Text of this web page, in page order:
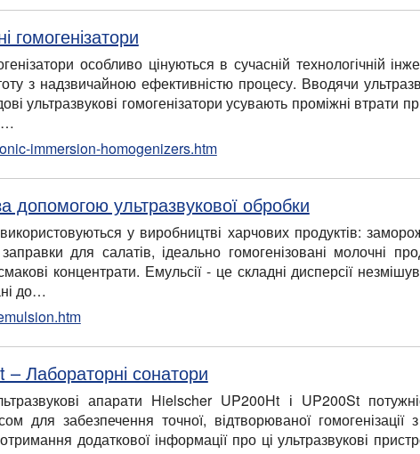
гомогенізатори
особливо цінуються в сучасній технологічній
з надзвичайною ефективністю процесу. Вводячи
ультразвукові гомогенізатори усувають проміжні втрати
immersion-homogenizers.htm
допомогою ультразвукової обробки
у виробництві харчових продуктів:
для салатів, ідеально гомогенізовані молочні
концентрати. Емульсії - це складні дисперсії
до…
Лабораторні сонатори
апарати Hielscher UP200Ht і UP200St
для забезпечення точної, відтворюваної гомогенізації
додаткової інформації про ці ультразвукові